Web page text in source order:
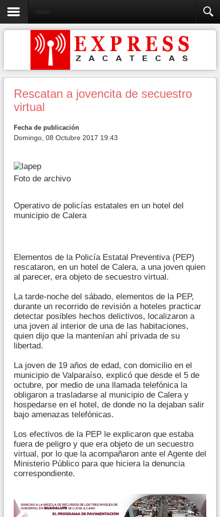
Policia
Rescatan a jovencita de secuestro
virtual
Fecha de publicación
Domingo, 08 Octubre 2017 19:43
Foto de archivo
Operativo de policías estatales en un hotel del
municipio de Calera
Elementos de la Policía Estatal Preventiva (PEP)
rescataron, en un hotel de Calera, a una joven quien
al parecer, era objeto de secuestro virtual.
La tarde-noche del sábado, elementos de la PEP,
durante un recorrido de revisión a hoteles practicar
detectar posibles hechos delictivos, localizaron a
una joven al interior de una de las habitaciones,
quien dijo que la mantenían ahí privada de su
libertad.
La joven de 19 años de edad, con domicilio en el
municipio de Valparaíso, explicó que desde el 5 de
octubre, por medio de una llamada telefónica la
obligaron a trasladarse al municipio de Calera y
hospedarse en el hotel, de donde no la dejaban salir
bajo amenazas telefónicas.
Los efectivos de la PEP le explicaron que estaba
fuera de peligro y que era objeto de un secuestro
virtual, por lo que la acompañaron ante el Agente del
Ministerio Público para que hiciera la denuncia
correspondiente.